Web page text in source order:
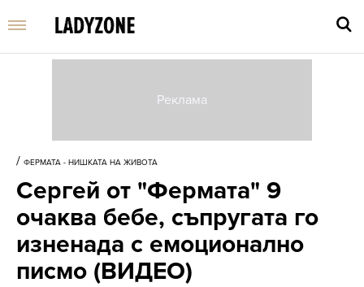
/ ФЕРМАТА - НИШКАТА НА ЖИВОТА
Сергей от "Фермата" 9
очаква бебе, съпругата го
изненада с емоционално
писмо (ВИДЕО)